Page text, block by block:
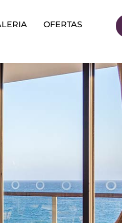
OFERTAS